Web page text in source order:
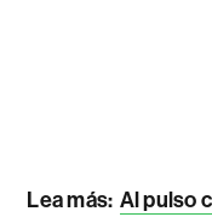
Lea más: Al pulso